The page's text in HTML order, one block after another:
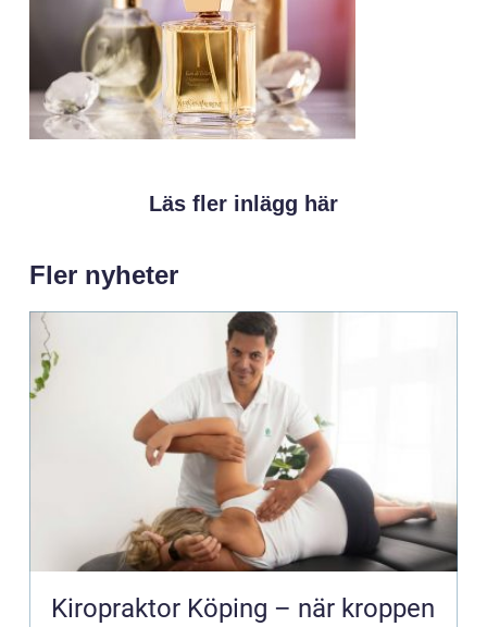
Läs fler inlägg här
Fler nyheter
Kiropraktor Köping – när kroppen